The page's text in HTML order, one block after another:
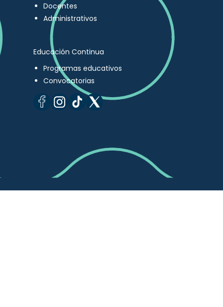
Docentes
Administrativos
Educación Continua
Programas educativos
Convocatorias